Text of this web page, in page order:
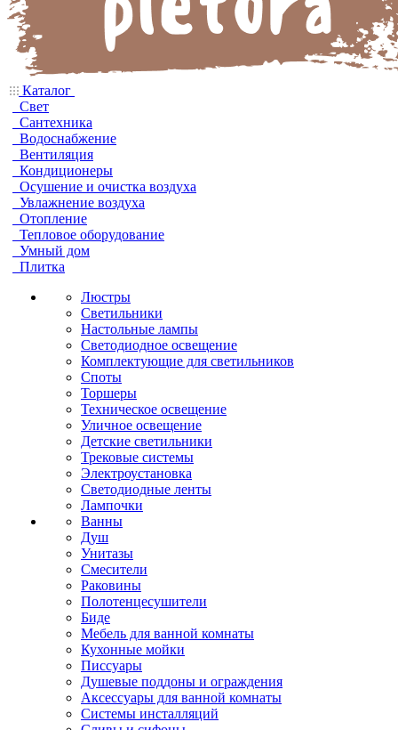
Каталог
Свет
Сантехника
Водоснабжение
Вентиляция
Кондиционеры
Осушение и очистка воздуха
Увлажнение воздуха
Отопление
Тепловое оборудование
Умный дом
Плитка
Люстры
Светильники
Настольные лампы
Светодиодное освещение
Комплектующие для светильников
Споты
Торшеры
Техническое освещение
Уличное освещение
Детские светильники
Трековые системы
Электроустановка
Светодиодные ленты
Лампочки
Ванны
Душ
Унитазы
Смесители
Раковины
Полотенцесушители
Биде
Мебель для ванной комнаты
Кухонные мойки
Писсуары
Душевые поддоны и ограждения
Аксессуары для ванной комнаты
Системы инсталляций